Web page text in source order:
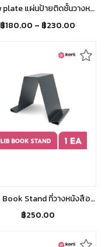
namw plate แผ่นป้ายติดชั้นวางหนังสือ (1แพ็ค มี 10 ชิ้น)
฿180.00 – ฿230.00
KOLIB Book Stand ที่วางหนังสือ2ฝั่ง ฉากวางหนังสือ ขาตั้งหนังสือ ฉากวางโชว์ผลงาน ขาตั้งสำหรับวางโชว์ ที่วางหนังสือ
฿250.00